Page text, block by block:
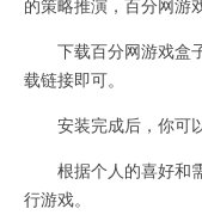
的策略推演，百分网游
下载百分网游戏盒子
载链接即可。
安装完成后，你可以
根据个人的喜好和需
行游戏。